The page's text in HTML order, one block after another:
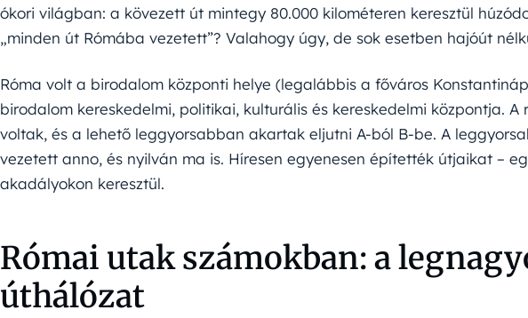
ókori világban: a kövezett út mintegy 80.000 kilométeren keresztül
„minden út Rómába vezetett”? Valahogy úgy, de sok esetben hajóút
Róma volt a birodalom központi helye (legalábbis a főváros
birodalom kereskedelmi, politikai, kulturális és kereskedelmi központja.
voltak, és a lehető leggyorsabban akartak eljutni A-ból B-be. A
vezetett anno, és nyilván ma is. Híresen egyenesen építették útjaikat –
akadályokon keresztül.
Római utak számokban: a
úthálózat